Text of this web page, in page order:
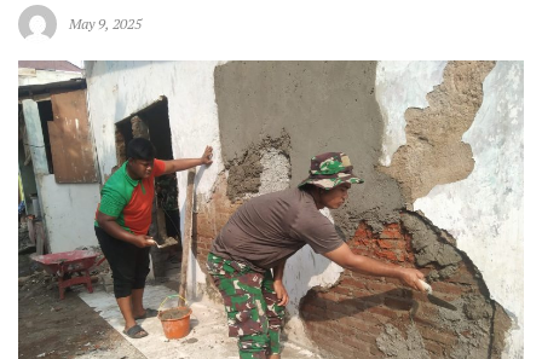
May 9, 2025